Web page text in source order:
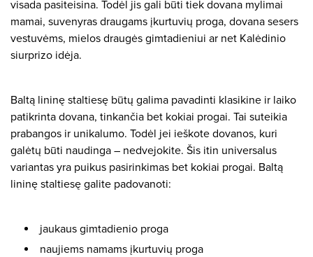
visada pasiteisina. Todėl jis gali būti tiek dovana mylimai
mamai, suvenyras draugams įkurtuvių proga, dovana sesers
vestuvėms, mielos draugės gimtadieniui ar net Kalėdinio
siurprizo idėja.
Baltą lininę staltiesę būtų galima pavadinti klasikine ir laiko
patikrinta dovana, tinkančia bet kokiai progai. Tai suteikia
prabangos ir unikalumo. Todėl jei ieškote dovanos, kuri
galėtų būti naudinga – nedvejokite. Šis itin universalus
variantas yra puikus pasirinkimas bet kokiai progai. Baltą
lininę staltiesę galite padovanoti:
jaukaus gimtadienio proga
naujiems namams įkurtuvių proga